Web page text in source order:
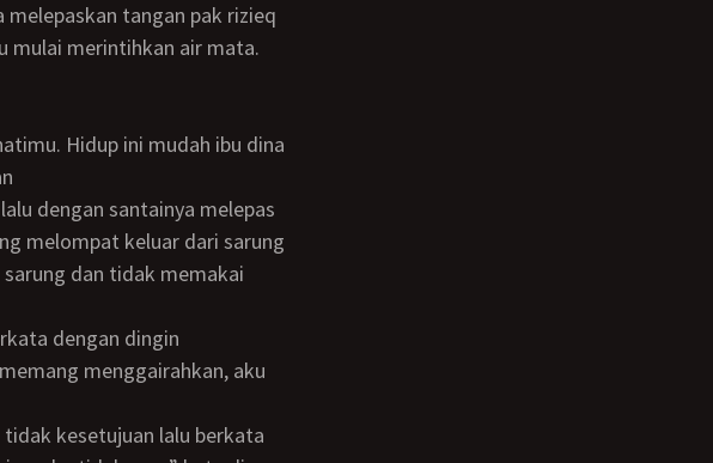
tangan pak rizieq
mulai merintihkan air mata.
melompat keluar dari sarung
dan tidak memakai
dengan dingin
tidak kesetujuan lalu berkata